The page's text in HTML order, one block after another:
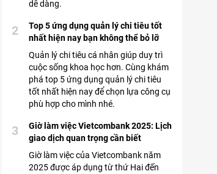
dễ dàng.
Top 5 ứng dụng quản lý chi tiêu tốt
nhất hiện nay bạn không thể bỏ lỡ
2
Quản lý chi tiêu cá nhân giúp duy trì
cuộc sống khoa học hơn. Cùng khám
phá top 5 ứng dụng quản lý chi tiêu
tốt nhất hiện nay để chọn lựa công cụ
phù hợp cho mình nhé.
Giờ làm việc Vietcombank 2025: Lịch
giao dịch quan trọng cần biết
3
Giờ làm việc của Vietcombank năm
2025 được áp dụng từ thứ Hai đến